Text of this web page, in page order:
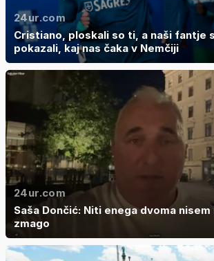
24ur.com
Cristiano, ploskali so ti, a naši fantje
pokazali, kaj nas čaka v Nemčiji
24ur.com
Saša Dončić: Niti enega dvoma nisem
zmago